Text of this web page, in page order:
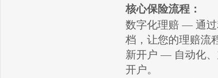
核心保险流程：
数字化理赔 — 通过
档，让您的理赔流
新开户 — 自动化
开户。